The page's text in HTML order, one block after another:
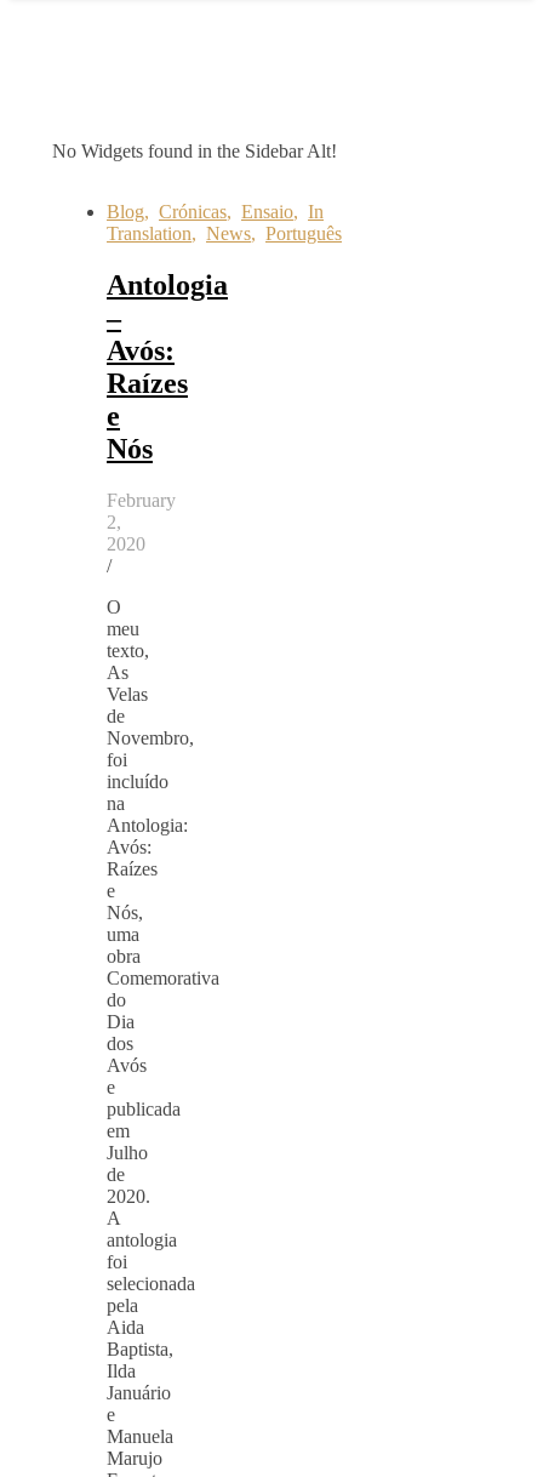
No Widgets found in the Sidebar Alt!
Blog, Crónicas, Ensaio, In
Translation, News, Português
Antologia
–
Avós:
Raízes
e
Nós
February
2,
2020
/
O
meu
texto,
As
Velas
de
Novembro,
foi
incluído
na
Antologia:
Avós:
Raízes
e
Nós,
uma
obra
Comemorativa
do
Dia
dos
Avós
e
publicada
em
Julho
de
2020.
A
antologia
foi
selecionada
pela
Aida
Baptista,
Ilda
Januário
e
Manuela
Marujo